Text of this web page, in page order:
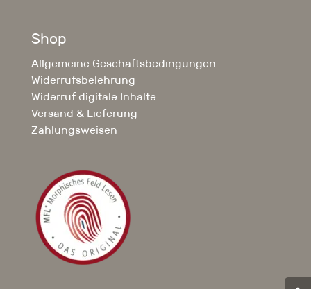
Shop
Allgemeine Geschäftsbedingungen
Widerrufsbelehrung
Widerruf digitale Inhalte
Versand & Lieferung
Zahlungsweisen